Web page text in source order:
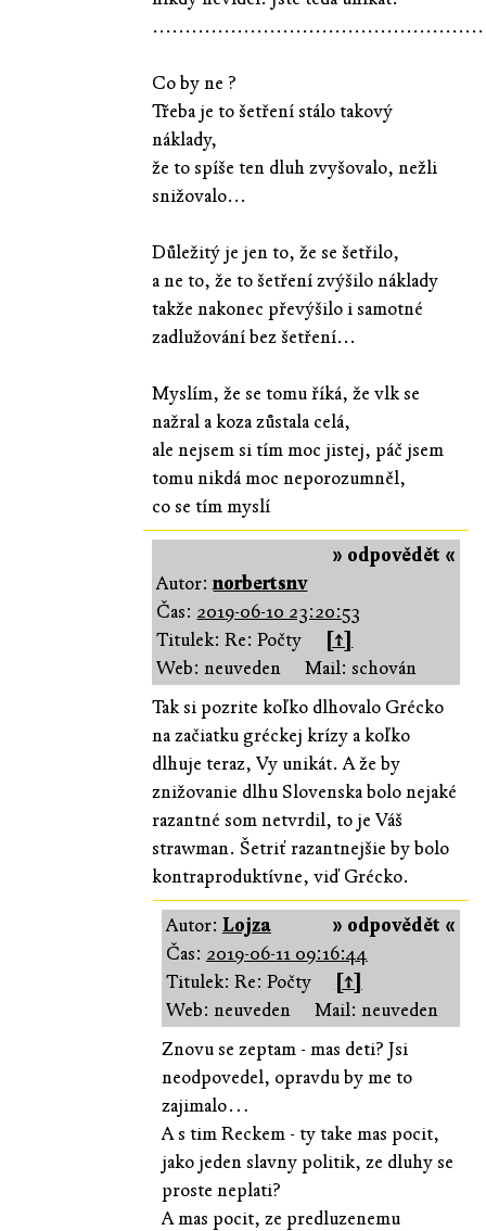
Co by ne ?
Třeba je to šetření stálo takový
náklady,
že to spíše ten dluh zvyšovalo, nežli
snižovalo...
Důležitý je jen to, že se šetřilo,
a ne to, že to šetření zvýšilo náklady
takže nakonec převýšilo i samotné
zadlužování bez šetření...
Myslím, že se tomu říká, že vlk se
nažral a koza zůstala celá,
ale nejsem si tím moc jistej, páč jsem
tomu nikdá moc neporozumněl,
co se tím myslí
» odpovědět «
Autor:norbertsnv
Čas: 2019-06-10 23:20:53
Titulek: Re: Počty
[↑]
Web: neuveden
Mail: schován
Tak si pozrite koľko dlhovalo Grécko
na začiatku gréckej krízy a koľko
dlhuje teraz, Vy unikát. A že by
znižovanie dlhu Slovenska bolo nejaké
razantné som netvrdil, to je Váš
strawman. Šetriť razantnejšie by bolo
kontraproduktívne, viď Grécko.
» odpovědět «
Autor: Lojza
Čas: 2019-06-11 09:16:44
Titulek: Re: Počty
[↑]
Web: neuveden
Mail: neuveden
Znovu se zeptam - mas deti? Jsi
neodpovedel, opravdu by me to
zajimalo…
A s tim Reckem - ty take mas pocit,
jako jeden slavny politik, ze dluhy se
proste neplati?
A mas pocit, ze predluzenemu